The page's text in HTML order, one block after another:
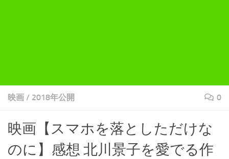
映画 / 2018年公開 0
映画【スマホを落としただけな
のに】感想 北川景子を愛でる作